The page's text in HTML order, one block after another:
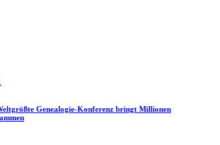
Genealogie-Konferenz bringt Millionen